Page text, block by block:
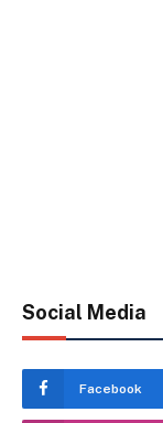
Social Media
Facebook